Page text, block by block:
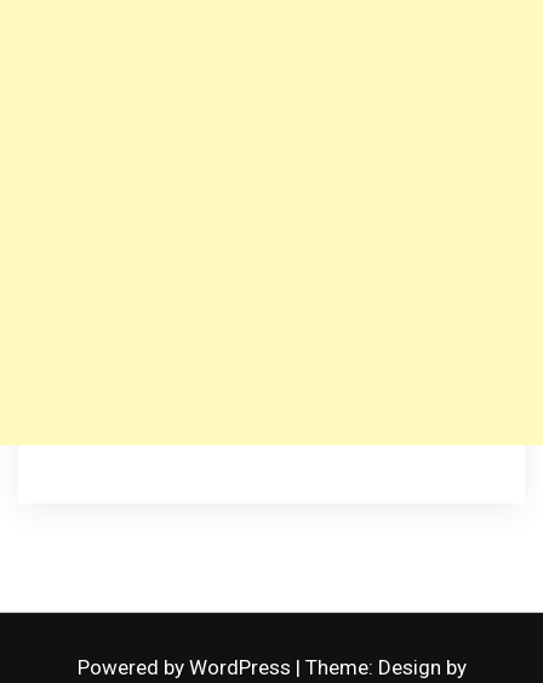
Powered by WordPress | Theme: Design by